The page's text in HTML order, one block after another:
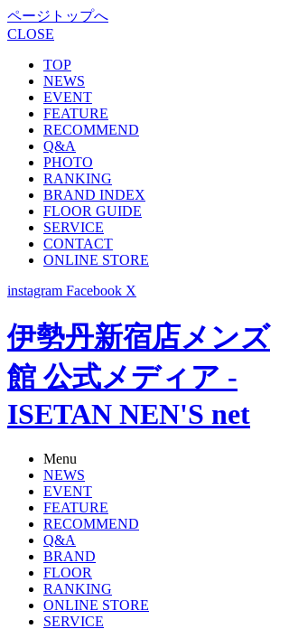
ページトップへ
CLOSE
TOP
NEWS
EVENT
FEATURE
RECOMMEND
Q&A
PHOTO
RANKING
BRAND INDEX
FLOOR GUIDE
SERVICE
CONTACT
ONLINE STORE
instagram Facebook X
伊勢丹新宿店メンズ
館 公式メディア -
ISETAN NEN'S net
Menu
NEWS
EVENT
FEATURE
RECOMMEND
Q&A
BRAND
FLOOR
RANKING
ONLINE STORE
SERVICE